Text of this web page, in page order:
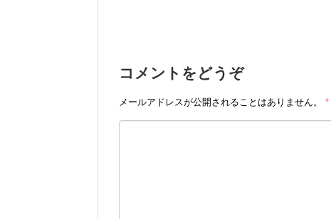
コメントをどうぞ
メールアドレスが公開されることはありません。 *